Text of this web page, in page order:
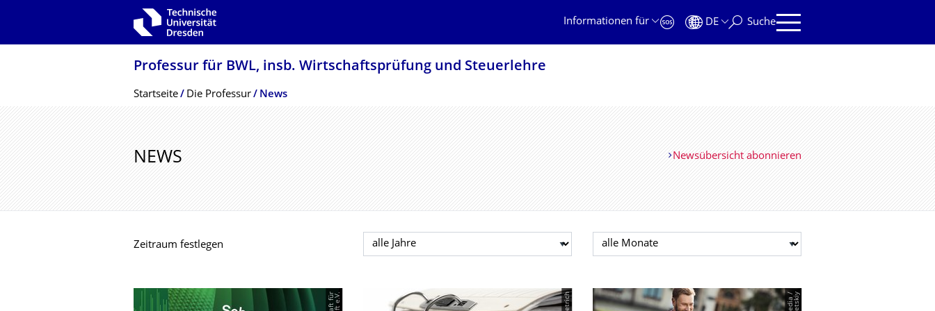
Zur Hauptnavigation springen
Informationen für
DE Suche
Professur für BWL, insb. Wirtschaftsprüfung und Steuerlehre
Breadcrumb-Menü
Startseite Die Professur News
NEWS Newsübersicht abonnieren
Zeitraum festlegen Jahr auswählen Monat auswählen